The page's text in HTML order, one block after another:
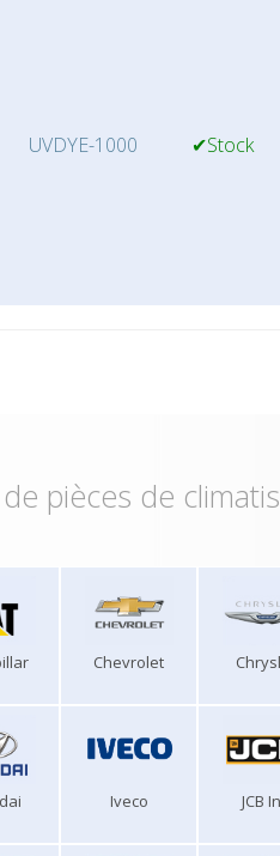
UVDYE-1000 ✔Stock
pièces de
Chevrolet
Iveco JCB